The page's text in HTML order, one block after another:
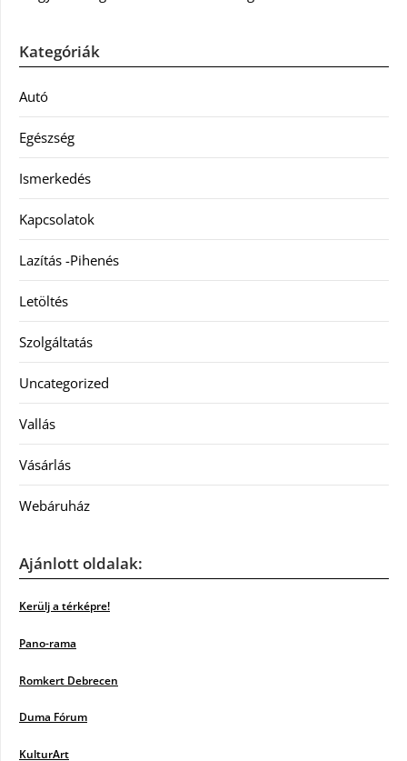
Kategóriák
Autó
Egészség
Ismerkedés
Kapcsolatok
Lazítás -Pihenés
Letöltés
Szolgáltatás
Uncategorized
Vallás
Vásárlás
Webáruház
Ajánlott oldalak:
Kerülj a térképre!
Pano-rama
Romkert Debrecen
Duma Fórum
KulturArt